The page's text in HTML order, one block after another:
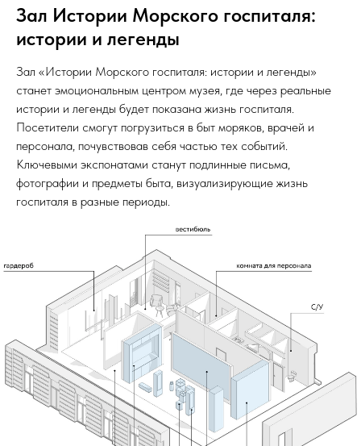
Зал Истории Морского госпиталя:
истории и легенды
Зал «Истории Морского госпиталя: истории и легенды»
станет эмоциональным центром музея, где через реальные
истории и легенды будет показана жизнь госпиталя.
Посетители смогут погрузиться в быт моряков, врачей и
персонала, почувствовав себя частью тех событий.
Ключевыми экспонатами станут подлинные письма,
фотографии и предметы быта, визуализирующие жизнь
госпиталя в разные периоды.